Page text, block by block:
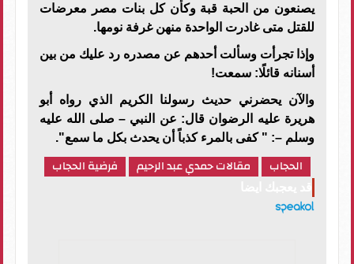
يصنعون من الحبة قبة وكأن كل بنات مصر معرضات
للقتل متى غادرت الواحدة منهن غرفة نومها.
وإذا تجرأت وسألت أحدهم عن مصدره رد عليك من بين
أسنانه قائلًا: سمعت!
والآن يحضرني حديث رسولنا الكريم الذي رواه أبو
هريرة عليه الرضوان قال: عن النبي – صلى الله عليه
وسلم –: " كفى بالمرء كذباً أن يحدث بكل ما سمع".
الحجاب مقالات حمدي عبد الرحيم فرضية الحجاب